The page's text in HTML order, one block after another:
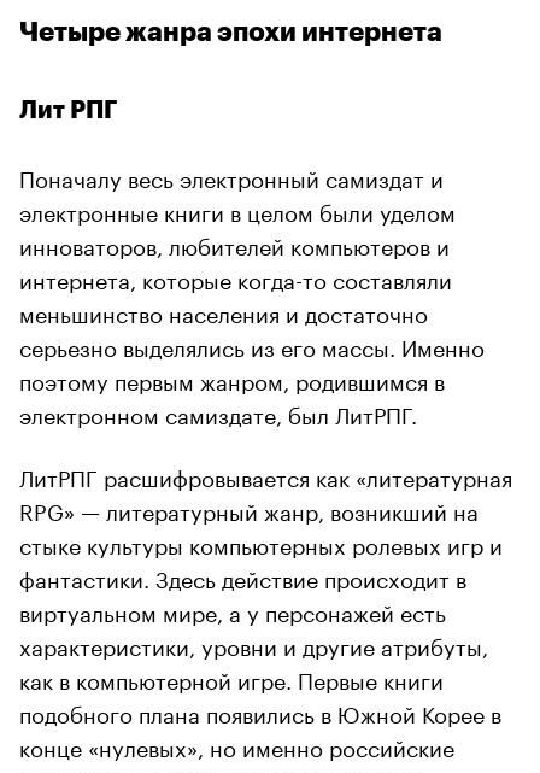
Четыре жанра эпохи интернета
Лит РПГ
Поначалу весь электронный самиздат и
электронные книги в целом были уделом
инноваторов, любителей компьютеров и
интернета, которые когда-то составляли
меньшинство населения и достаточно
серьезно выделялись из его массы. Именно
поэтому первым жанром, родившимся в
электронном самиздате, был ЛитРПГ.
ЛитРПГ расшифровывается как «литературная
RPG» — литературный жанр, возникший на
стыке культуры компьютерных ролевых игр и
фантастики. Здесь действие происходит в
виртуальном мире, а у персонажей есть
характеристики, уровни и другие атрибуты,
как в компьютерной игре. Первые книги
подобного плана появились в Южной Корее в
конце «нулевых», но именно российские